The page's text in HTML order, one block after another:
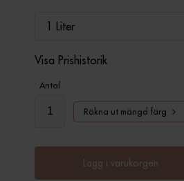
1 Liter
Visa Prishistorik
Antal
Räkna ut mängd färg
Lägg i varukorgen